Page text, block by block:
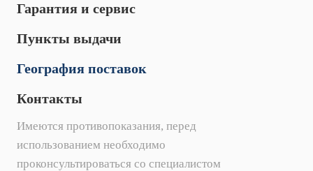
Гарантия и сервис
Пункты выдачи
География поставок
Контакты
Имеются противопоказания, перед
использованием необходимо
проконсультироваться со специалистом